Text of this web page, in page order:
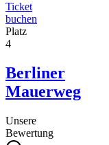
Ticket
buchen
Platz
4
Berliner
Mauerweg
Unsere
Bewertung